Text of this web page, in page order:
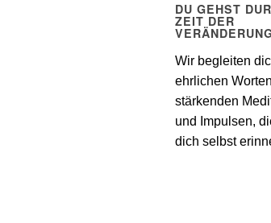
DU GEHST
ZEIT DER
Wir begleiten
ehrlichen
stärkenden
und Impulsen,
dich selbst